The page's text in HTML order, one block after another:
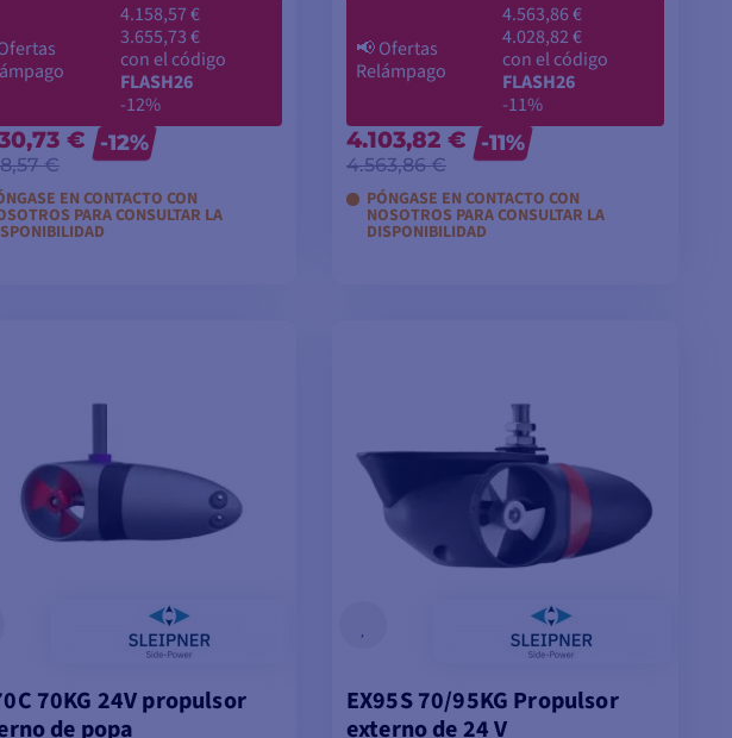
4.158,57 €
3.655,73 €
con el código
FLASH26
-12%
€
€
-12%
EN CONTACTO CON
PARA CONSULTAR LA
📢Ofertas
Relámpago
4.563,86 €
4.028,82 €
con el código
FLASH26
-11%
4.103,82 €
4.563,86 €
-11%
PÓNGASE EN CONTACTO CON
NOSOTROS PARA CONSULTAR LA
DISPONIBILIDAD
70KG 24V propulsor
de popa
EX95S 70/95KG Propulsor
externo de 24 V